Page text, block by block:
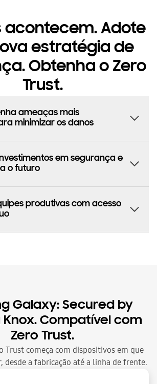
acontecem. Adote
estratégia de
Obtenha o Zero
Trust.
ameaças mais
minimizar os danos
em segurança e
o futuro
produtivas com acesso
Galaxy: Secured by
Knox. Compatível com
Zero Trust.
Trust começa com dispositivos em que
desde a fabricação até a linha de frente.